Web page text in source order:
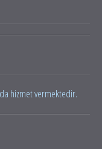
hizmet vermektedir.